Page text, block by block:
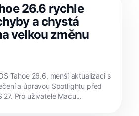
26.6 rychle
a chystá
velkou změnu
Tahoe 26.6, menší aktualizaci s
a úpravou Spotlightu před
27. Pro uživatele Macu...